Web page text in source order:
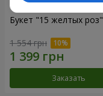
Букет "15 желтых роз"
1 554 грн
Заказать